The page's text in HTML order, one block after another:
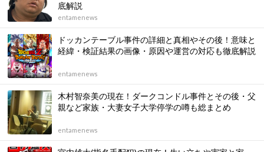
底解説
entamenews
ドッカンテーブル事件の詳細と真相やその後！意味と
経緯・検証結果の画像・原因や運営の対応も徹底解説
entamenews
木村智奈美の現在！ダークコンドル事件とその後・父
親など家族・大妻女子大学停学の噂も総まとめ
entamenews